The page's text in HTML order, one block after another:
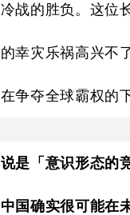
战的胜负。这位
幸灾乐祸高兴不
争夺全球霸权的
是「意识形态的
国确实很可能在